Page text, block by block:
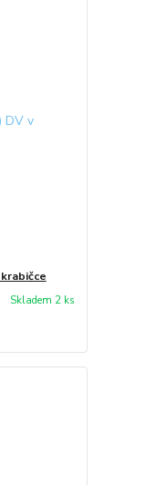
Skladem 2 ks